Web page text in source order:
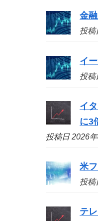
金
投稿
イ
投稿
イ
に3
投稿日 2026
米
投稿
テ